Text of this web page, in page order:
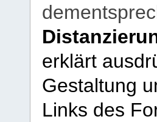
erklärt
Gestaltung
Links des